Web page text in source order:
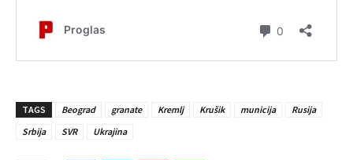
TAGS Beograd granate Kremlj Krušik municija
Rusija
Srbija
SVR Ukrajina